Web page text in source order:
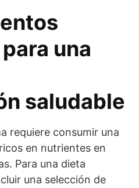
una
saludable
requiere consumir una
en nutrientes en
Para una dieta
una selección de